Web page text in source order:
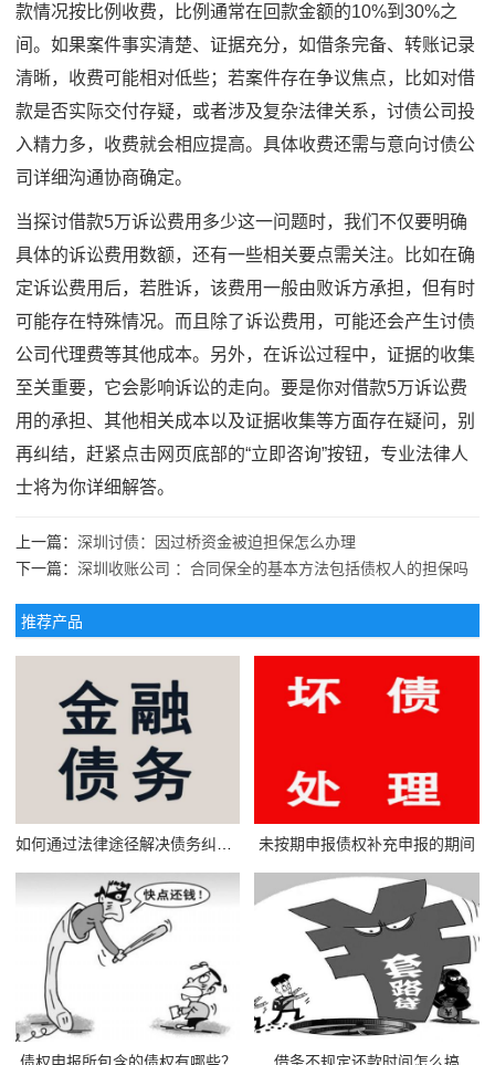
款情况按比例收费，比例通常在回款金额的10%到30%之
间。如果案件事实清楚、证据充分，如借条完备、转账记录
清晰，收费可能相对低些；若案件存在争议焦点，比如对借
款是否实际交付存疑，或者涉及复杂法律关系，讨债公司投
入精力多，收费就会相应提高。具体收费还需与意向讨债公
司详细沟通协商确定。
当探讨借款5万诉讼费用多少这一问题时，我们不仅要明确
具体的诉讼费用数额，还有一些相关要点需关注。比如在确
定诉讼费用后，若胜诉，该费用一般由败诉方承担，但有时
可能存在特殊情况。而且除了诉讼费用，可能还会产生讨债
公司代理费等其他成本。另外，在诉讼过程中，证据的收集
至关重要，它会影响诉讼的走向。要是你对借款5万诉讼费
用的承担、其他相关成本以及证据收集等方面存在疑问，别
再纠结，赶紧点击网页底部的“立即咨询”按钮，专业法律人
士将为你详细解答。
上一篇： 深圳讨债：因过桥资金被迫担保怎么办理
下一篇： 深圳收账公司 ：合同保全的基本方法包括债权人的担保吗
推荐产品
如何通过法律途径解决债务纠纷问题 未按期申报债权补充申报的期间